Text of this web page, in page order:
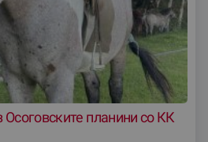
планини со КК